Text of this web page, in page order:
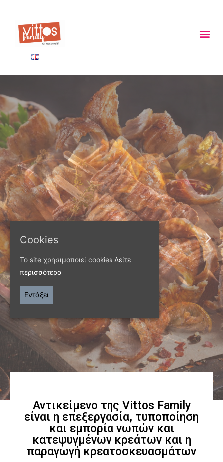
ΠΑΝΩ ΑΠΟ 40 ΧΡΟΝΙΑ
Παράγουμε προϊόντα
Γνωρίστε μας
Αντικείμενο της Vittos Family
είναι η επεξεργασία, τυποποίηση
και εμπορία νωπών και
κατεψυγμένων κρεάτων και η
παραγωγή κρεατοσκευασμάτων
Cookies
Το site χρησιμοποιεί cookies Δείτε
περισσότερα
Εντάξει